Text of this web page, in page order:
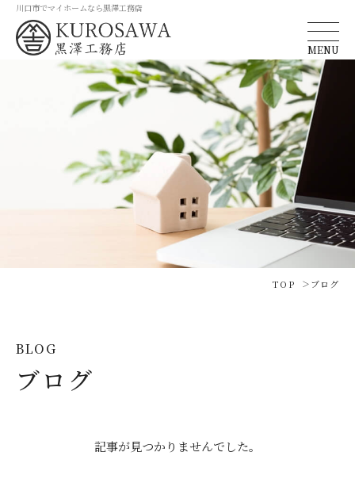
川口市でマイホームなら黒澤工務店
MENU
TOP ブログ
BLOG
ブログ
記事が見つかりませんでした。